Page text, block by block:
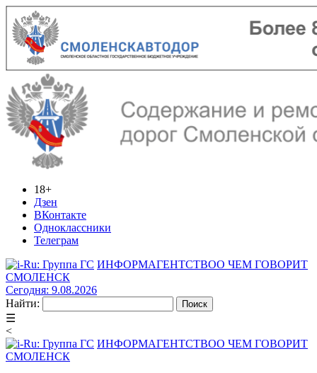
18+
Дзен
ВКонтакте
Одноклассники
Телеграм
ИНФОРМАГЕНТСТВОО ЧЕМ ГОВОРИТ
СМОЛЕНСК
Сегодня: 9.08.2026
Найти:
☰
<
ИНФОРМАГЕНТСТВОО ЧЕМ ГОВОРИТ
СМОЛЕНСК